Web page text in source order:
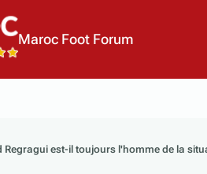
Maroc Foot Forum
Regragui est-il toujours l'homme de la